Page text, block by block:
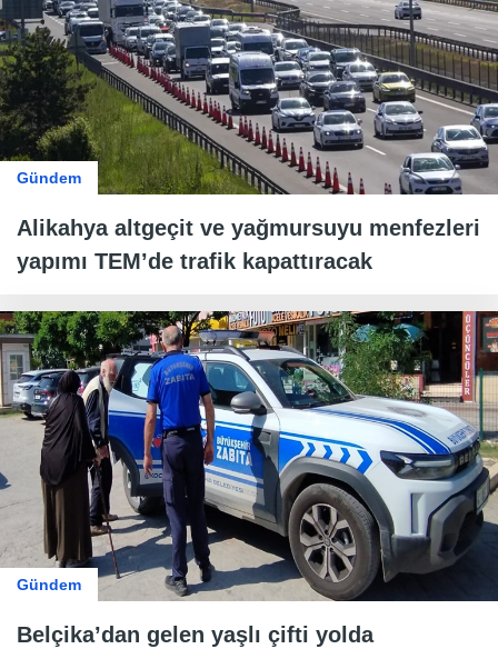
Gündem
Alikahya altgeçit ve yağmursuyu menfezleri
yapımı TEM’de trafik kapattıracak
Gündem
Belçika’dan gelen yaşlı çifti yolda